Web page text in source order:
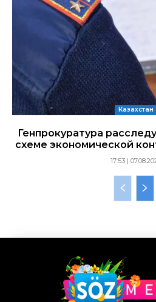
Казахстан
Генпрокуратура
схеме экономической
17:53 |